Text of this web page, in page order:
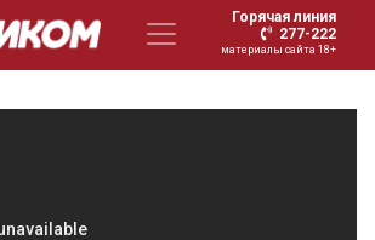
Горячая линия
277-222
материалы сайта 18+